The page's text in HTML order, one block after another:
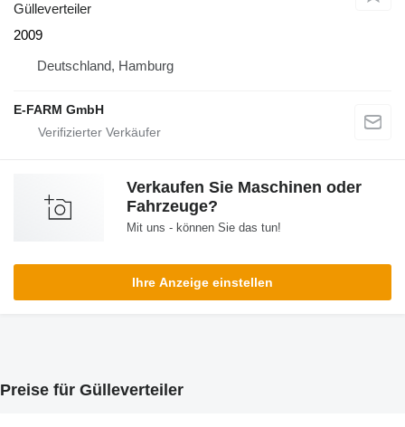
Gülleverteiler
2009
Deutschland, Hamburg
E-FARM GmbH
Verkaufen Sie Maschinen oder
Fahrzeuge?
Mit uns - können Sie das tun!
Ihre Anzeige einstellen
Preise für Gülleverteiler